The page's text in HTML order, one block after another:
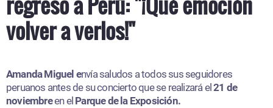
volver a verlos!"
Amanda Miguel envía saludos a todos sus seguidores
peruanos antes de su concierto que se realizará el21 de
noviembreen el Parque de la Exposición.